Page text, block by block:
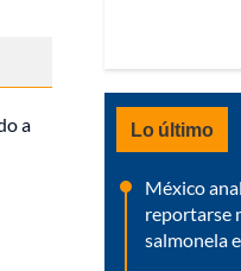
a
Lo último
México
reportarse
salmonela